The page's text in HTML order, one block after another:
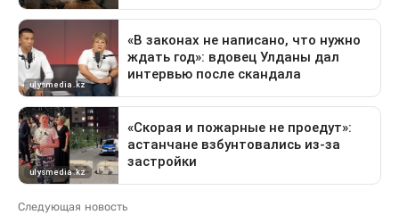
Следующая новость